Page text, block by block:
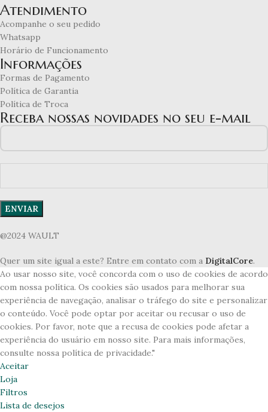
Atendimento
Acompanhe o seu pedido
Whatsapp
Horário de Funcionamento
Informações
Formas de Pagamento
Política de Garantia
Política de Troca
Receba nossas novidades no seu e-mail
@2024 WAULT
Quer um site igual a este? Entre em contato com a DigitalCore.
Ao usar nosso site, você concorda com o uso de cookies de acordo
com nossa política. Os cookies são usados para melhorar sua
experiência de navegação, analisar o tráfego do site e personalizar
o conteúdo. Você pode optar por aceitar ou recusar o uso de
cookies. Por favor, note que a recusa de cookies pode afetar a
experiência do usuário em nosso site. Para mais informações,
consulte nossa política de privacidade."
Aceitar
Loja
Filtros
Lista de desejos